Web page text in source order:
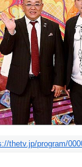
thetv.jp/program/